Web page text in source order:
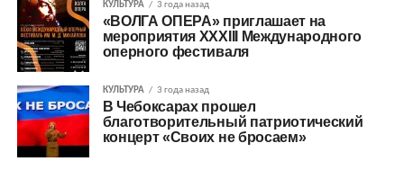
КУЛЬТУРА 3 года назад
«ВОЛГА ОПЕРА» приглашает на
мероприятия XXXIII Международного
оперного фестиваля
КУЛЬТУРА 3 года назад
В Чебоксарах прошел
благотворительный патриотический
концерт «Своих не бросаем»